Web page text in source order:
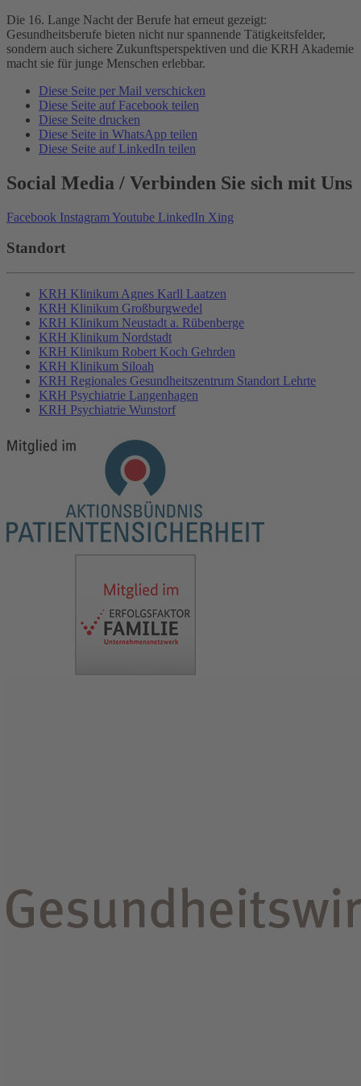
Die 16. Lange Nacht der Berufe hat erneut gezeigt:
Gesundheitsberufe bieten nicht nur spannende Tätigkeitsfelder,
sondern auch sichere Zukunftsperspektiven und die KRH Akademie
macht sie für junge Menschen erlebbar.
Diese Seite per Mail verschicken
Diese Seite auf Facebook teilen
Diese Seite drucken
Diese Seite in WhatsApp teilen
Diese Seite auf LinkedIn teilen
Social Media / Verbinden Sie sich mit Uns
Facebook Instagram Youtube LinkedIn Xing
Standort
KRH Klinikum Agnes Karll Laatzen
KRH Klinikum Großburgwedel
KRH Klinikum Neustadt a. Rübenberge
KRH Klinikum Nordstadt
KRH Klinikum Robert Koch Gehrden
KRH Klinikum Siloah
KRH Regionales Gesundheitszentrum Standort Lehrte
KRH Psychiatrie Langenhagen
KRH Psychiatrie Wunstorf